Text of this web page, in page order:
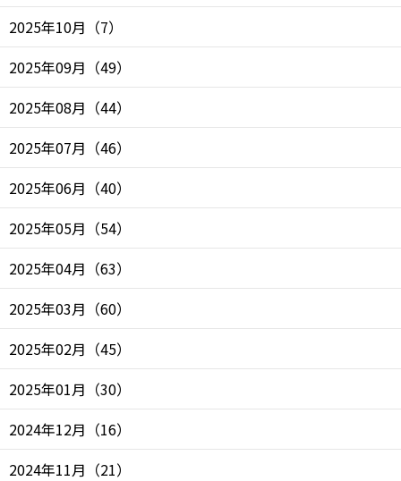
2025年10月 （7）
2025年09月 （49）
2025年08月 （44）
2025年07月 （46）
2025年06月 （40）
2025年05月 （54）
2025年04月 （63）
2025年03月 （60）
2025年02月 （45）
2025年01月 （30）
2024年12月 （16）
2024年11月 （21）